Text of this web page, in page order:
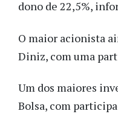
dono de 22,5%,
O maior acionista
Diniz, com uma
Um dos maiores
Bolsa, com